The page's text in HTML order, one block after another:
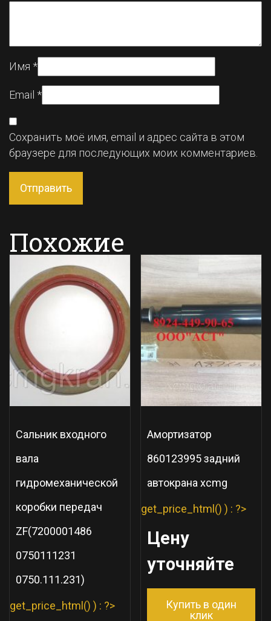
Имя *
Email *
Сохранить моё имя, email и адрес сайта в этом
браузере для последующих моих комментариев.
Похожие
Сальник входного
вала
гидромеханической
коробки передач
ZF(7200001486
0750111231
0750.111.231)
get_price_html() ) : ?>
Амортизатор
860123995 задний
автокрана xcmg
get_price_html() ) : ?>
Цену
уточняйте
Купить в один
клик